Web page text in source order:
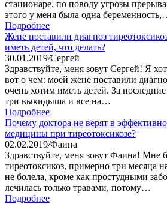
стационаре, по поводу угрозы
этого у меня была одна
Подробнее
Жене поставили диагноз
иметь детей, что делать?
30.01.2019/Сергей
Здравствуйте, меня зовут Сергей! Я
вот о чем: моей жене поставили
очень хотим иметь детей. За
три выкидыша и все на…
Подробнее
Почему доктора не верят в
медицины при тиреотоксикозе?
02.02.2019/Фаина
Здравствуйте, меня зовут Фаина! Мне
тиреотоксикоз, примерно три месяца
не болела, кроме как простудными
лечилась только травами, потому…
Подробнее